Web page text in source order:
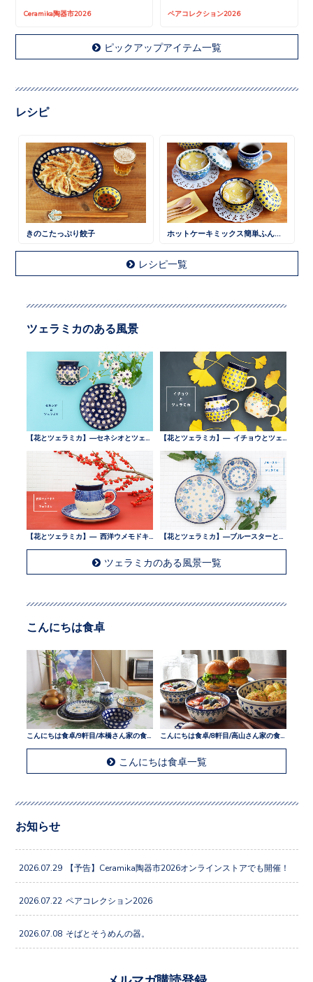
Ceramika陶器市2026 ペアコレクション2026
ピックアップアイテム一覧
レシピ
きのこたっぷり餃子 ホットケーキミックス簡単ふんわりケーキ
レシピ一覧
ツェラミカのある風景
ツェラミカのある風景一覧
こんにちは食卓
こんにちは食卓/9軒目/本橋さん家の食卓
こんにちは食卓一覧
お知らせ
2026.07.29 【予告】Ceramika陶器市2026オンラインストアでも開催！
2026.07.22 ペアコレクション2026
2026.07.08 そばとそうめんの器。
メルマガ購読登録